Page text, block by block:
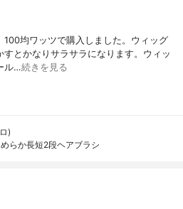
100均ワッツで購入しました。ウィッグ
とかなりサラサラになります。ウィッ
ル…続きを見る
)
らか長短2段ヘアブラシ